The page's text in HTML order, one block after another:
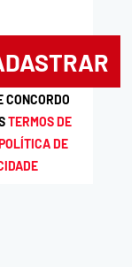
CONCORDO
TERMOS DE
DE